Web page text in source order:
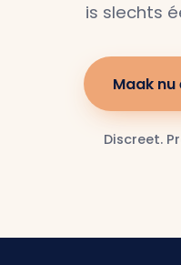
is slechts
Maak
Discreet.